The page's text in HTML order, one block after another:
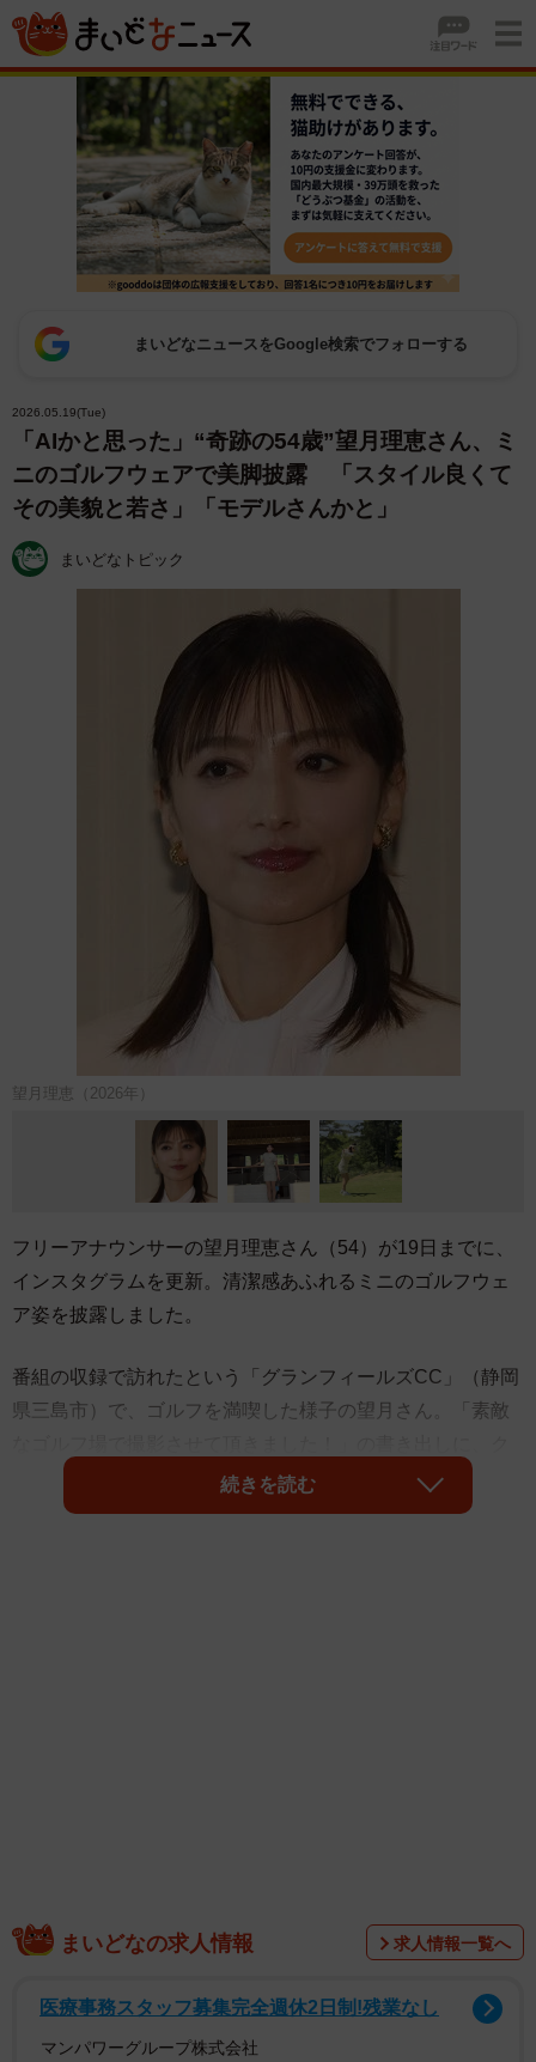
まいどなニュースをGoogle検索でフォローする
2026.05.19(Tue)
「AIかと思った」“奇跡の54歳”望月理恵さん、ミ
ニのゴルフウェアで美脚披露 「スタイル良くて
その美貌と若さ」「モデルさんかと」
まいどなトピック
望月理恵（2026年）
フリーアナウンサーの望月理恵さん（54）が19日までに、
インスタグラムを更新。清潔感あふれるミニのゴルフウェ
ア姿を披露しました。
番組の収録で訪れたという「グランフィールズCC」（静岡
県三島市）で、ゴルフを満喫した様子の望月さん。「素敵
ラブハウスでの全身ショット、華麗にティーショットに臨
む姿と、コースの風景動画を添付。「富士山や駿河湾を望
「いつもキレイ」
「モデルさんかと思いました」
続きを読む
まいどなの求人情報 求人情報一覧へ
医療事務スタッフ募集完全週休2日制!残業なし
マンパワーグループ株式会社